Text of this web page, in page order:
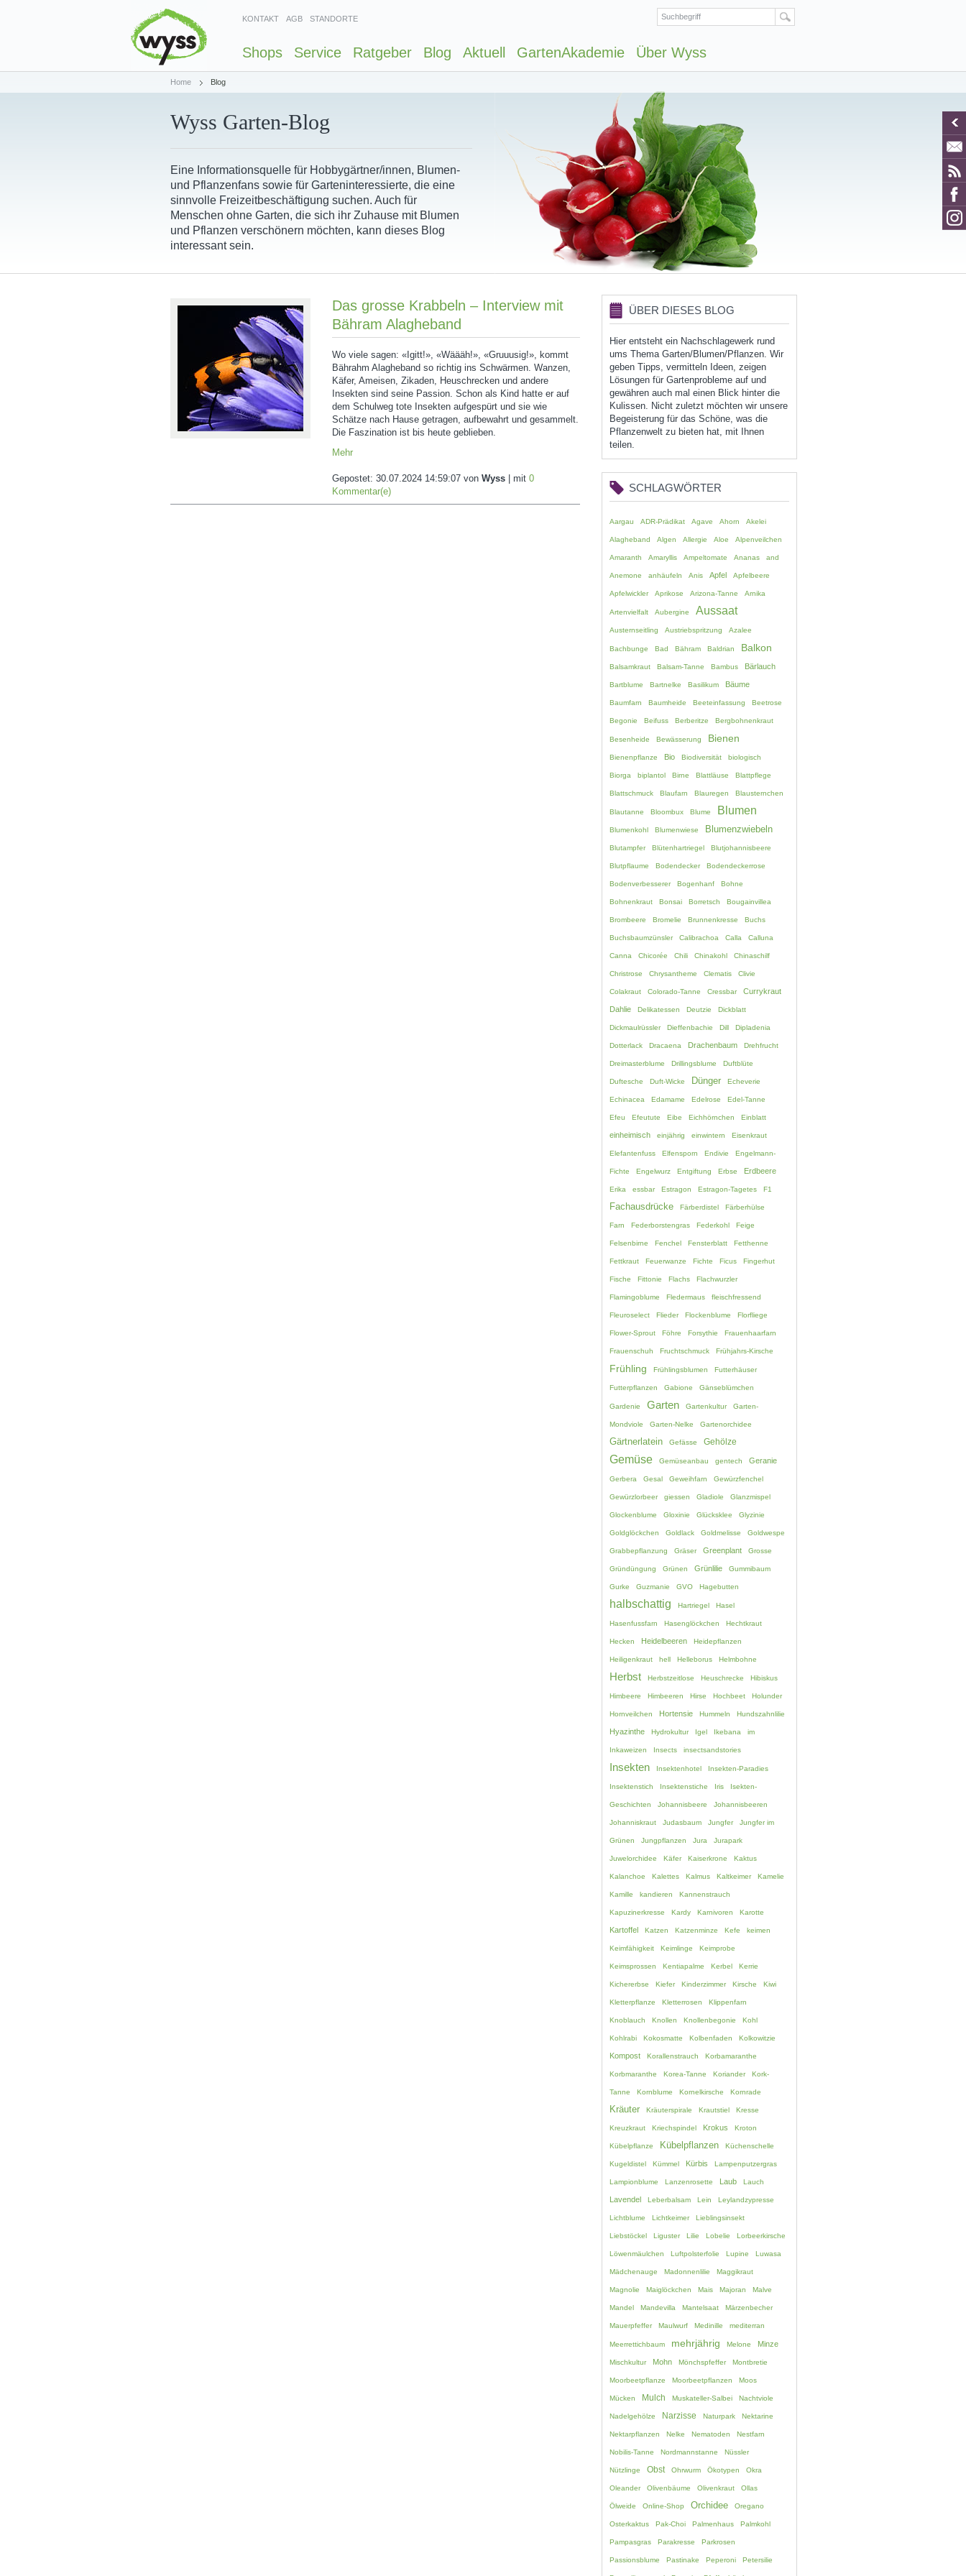
KONTAKT AGB STANDORTE
Shops Service Ratgeber Blog Aktuell GartenAkademie Über Wyss
Home Blog
Wyss Garten-Blog
Eine Informationsquelle für Hobbygärtner/innen, Blumen-
und Pflanzenfans sowie für Garteninteressierte, die eine
sinnvolle Freizeitbeschäftigung suchen. Auch für
Menschen ohne Garten, die sich ihr Zuhause mit Blumen
und Pflanzen verschönern möchten, kann dieses Blog
interessant sein.
Das grosse Krabbeln – Interview mit
Bähram Alagheband
Wo viele sagen: «Igitt!», «Wäääh!», «Gruuusig!», kommt
Bährahm Alagheband so richtig ins Schwärmen. Wanzen,
Käfer, Ameisen, Zikaden, Heuschrecken und andere
Insekten sind seine Passion. Schon als Kind hatte er auf
dem Schulweg tote Insekten aufgespürt und sie wie
Schätze nach Hause getragen, aufbewahrt und gesammelt.
Die Faszination ist bis heute geblieben.
Mehr
Gepostet: 30.07.2024 14:59:07 von Wyss | mit 0
Kommentar(e)
ÜBER DIESES BLOG
Hier entsteht ein Nachschlagewerk rund
ums Thema Garten/Blumen/Pflanzen. Wir
geben Tipps, vermitteln Ideen, zeigen
Lösungen für Gartenprobleme auf und
gewähren auch mal einen Blick hinter die
Kulissen. Nicht zuletzt möchten wir unsere
Begeisterung für das Schöne, was die
Pflanzenwelt zu bieten hat, mit Ihnen
teilen.
SCHLAGWÖRTER
Aargau ADR-Prädikat Agave Ahorn Akelei
Alagheband Algen Allergie Aloe Alpenveilchen
Amaranth Amaryllis Ampeltomate Ananas and
Anemone anhäufeln Anis Apfel Apfelbeere
Apfelwickler Aprikose Arizona-Tanne Arnika
Artenvielfalt Aubergine Aussaat
Austernseitling Austriebspritzung Azalee
Bachbunge Bad Bähram Baldrian Balkon
Balsamkraut Balsam-Tanne Bambus Bärlauch
Bartblume Bartnelke Basilikum Bäume
Baumfarn Baumheide Beeteinfassung Beetrose
Begonie Beifuss Berberitze Bergbohnenkraut
Besenheide Bewässerung Bienen
Bienenpflanze Bio Biodiversität biologisch
Biorga biplantol Birne Blattläuse Blattpflege
Blattschmuck Blaufarn Blauregen Blausternchen
Blautanne Bloombux Blume Blumen
Blumenkohl Blumenwiese Blumenzwiebeln
Blutampfer Blütenhartriegel Blutjohannisbeere
Blutpflaume Bodendecker Bodendeckerrose
Bodenverbesserer Bogenhanf Bohne
Bohnenkraut Bonsai Borretsch Bougainvillea
Brombeere Bromelie Brunnenkresse Buchs
Buchsbaumzünsler Calibrachoa Calla Calluna
Canna Chicorée Chili Chinakohl Chinaschilf
Christrose Chrysantheme Clematis Clivie
Colakraut Colorado-Tanne Cressbar Currykraut
Dahlie Delikatessen Deutzie Dickblatt
Dickmaulrüssler Dieffenbachie Dill Dipladenia
Dotterlack Dracaena Drachenbaum Drehfrucht
Dreimasterblume Drillingsblume Duftblüte
Duftesche Duft-Wicke Dünger Echeverie
Echinacea Edamame Edelrose Edel-Tanne
Efeu Efeutute Eibe Eichhörnchen Einblatt
einheimisch einjährig einwintern Eisenkraut
Elefantenfuss Elfensporn Endivie Engelmann-
Fichte Engelwurz Entgiftung Erbse Erdbeere
Erika essbar Estragon Estragon-Tagetes F1
Fachausdrücke Färberdistel Färberhülse
Farn Federborstengras Federkohl Feige
Felsenbirne Fenchel Fensterblatt Fetthenne
Fettkraut Feuerwanze Fichte Ficus Fingerhut
Fische Fittonie Flachs Flachwurzler
Flamingoblume Fledermaus fleischfressend
Fleuroselect Flieder Flockenblume Florfliege
Flower-Sprout Föhre Forsythie Frauenhaarfarn
Frauenschuh Fruchtschmuck Frühjahrs-Kirsche
Frühling Frühlingsblumen Futterhäuser
Futterpflanzen Gabione Gänseblümchen
Gardenie Garten Gartenkultur Garten-
Mondviole Garten-Nelke Gartenorchidee
Gärtnerlatein Gefässe Gehölze
Gemüse Gemüseanbau gentech Geranie
Gerbera Gesal Geweihfarn Gewürzfenchel
Gewürzlorbeer giessen Gladiole Glanzmispel
Glockenblume Gloxinie Glücksklee Glyzinie
Goldglöckchen Goldlack Goldmelisse Goldwespe
Grabbepflanzung Gräser Greenplant Grosse
Gründüngung Grünen Grünlilie Gummibaum
Gurke Guzmanie GVO Hagebutten
halbschattig Hartriegel Hasel
Hasenfussfarn Hasenglöckchen Hechtkraut
Hecken Heidelbeeren Heidepflanzen
Heiligenkraut hell Helleborus Helmbohne
Herbst Herbstzeitlose Heuschrecke Hibiskus
Himbeere Himbeeren Hirse Hochbeet Holunder
Hornveilchen Hortensie Hummeln Hundszahnlilie
Hyazinthe Hydrokultur Igel Ikebana im
Inkaweizen Insects insectsandstories
Insekten Insektenhotel Insekten-Paradies
Insektenstich Insektenstiche Iris Isekten-
Geschichten Johannisbeere Johannisbeeren
Johanniskraut Judasbaum Jungfer Jungfer im
Grünen Jungpflanzen Jura Jurapark
Juwelorchidee Käfer Kaiserkrone Kaktus
Kalanchoe Kalettes Kalmus Kaltkeimer Kamelie
Kamille kandieren Kannenstrauch
Kapuzinerkresse Kardy Karnivoren Karotte
Kartoffel Katzen Katzenminze Kefe keimen
Keimfähigkeit Keimlinge Keimprobe
Keimsprossen Kentiapalme Kerbel Kerrie
Kichererbse Kiefer Kinderzimmer Kirsche Kiwi
Kletterpflanze Kletterrosen Klippenfarn
Knoblauch Knollen Knollenbegonie Kohl
Kohlrabi Kokosmatte Kolbenfaden Kolkowitzie
Kompost Korallenstrauch Korbamaranthe
Korbmaranthe Korea-Tanne Koriander Kork-
Tanne Kornblume Kornelkirsche Kornrade
Kräuter Kräuterspirale Krautstiel Kresse
Kreuzkraut Kriechspindel Krokus Kroton
Kübelpflanze Kübelpflanzen Küchenschelle
Kugeldistel Kümmel Kürbis Lampenputzergras
Lampionblume Lanzenrosette Laub Lauch
Lavendel Leberbalsam Lein Leylandzypresse
Lichtblume Lichtkeimer Lieblingsinsekt
Liebstöckel Liguster Lilie Lobelie Lorbeerkirsche
Löwenmäulchen Luftpolsterfolie Lupine Luwasa
Mädchenauge Madonnenlilie Maggikraut
Magnolie Maiglöckchen Mais Majoran Malve
Mandel Mandevilla Mantelsaat Märzenbecher
Mauerpfeffer Maulwurf Medinille mediterran
Meerrettichbaum mehrjährig Melone Minze
Mischkultur Mohn Mönchspfeffer Montbretie
Moorbeetpflanze Moorbeetpflanzen Moos
Mücken Mulch Muskateller-Salbei Nachtviole
Nadelgehölze Narzisse Naturpark Nektarine
Nektarpflanzen Nelke Nematoden Nestfarn
Nobilis-Tanne Nordmannstanne Nüssler
Nützlinge Obst Ohrwurm Ökotypen Okra
Oleander Olivenbäume Olivenkraut Ollas
Ölweide Online-Shop Orchidee Oregano
Osterkaktus Pak-Choi Palmenhaus Palmkohl
Pampasgras Parakresse Parkrosen
Passionsblume Pastinake Peperoni Petersilie